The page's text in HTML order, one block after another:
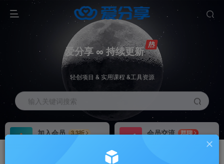
爱分享 ∞ 持续更新
轻创项目 & 实用课程 &工具资源
输入关键词搜索
加入会员
3.3折
会员交流
群聊